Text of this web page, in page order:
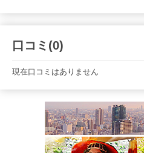
口コミ(0)
現在口コミはありません